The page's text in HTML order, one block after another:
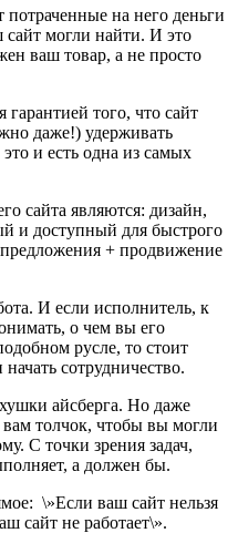
на него деньги
могли найти. И это
ваш товар, а не просто
того, что сайт
даже!) удерживать
и есть одна из самых
сайта являются: дизайн,
и доступный для быстрого
+ продвижение
И если исполнитель, к
о чем вы его
русле, то стоит
сотрудничество.
айсберга. Но даже
вам толчок, чтобы вы могли
С точки зрения задач,
а должен бы.
\»Если ваш сайт нельзя
сайт не работает\».